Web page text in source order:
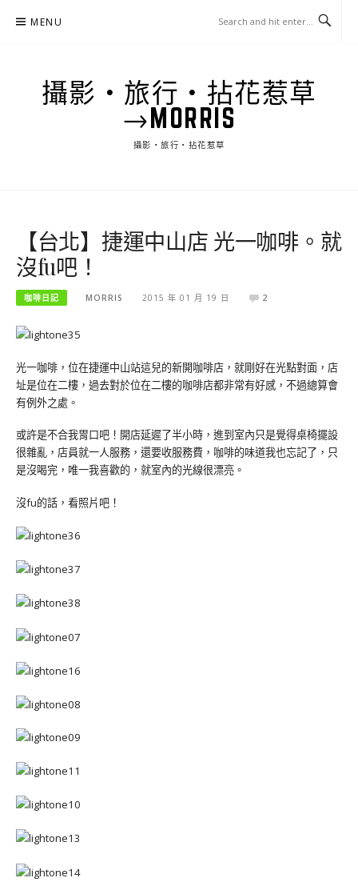
MENU
攝影‧旅行‧拈花惹草
→MORRIS
攝影‧旅行‧拈花惹草
【台北】捷運中山店 光一咖啡。就
沒fu吧！
咖啡日記 MORRIS 2015 年 01 月 19 日 2
光一咖啡，位在捷運中山站這兒的新開咖啡店，就剛好在光點對面，店
址是位在二樓，過去對於位在二樓的咖啡店都非常有好感，不過總算會
有例外之處。
或許是不合我胃口吧！開店延遲了半小時，進到室內只是覺得桌椅擺設
很雜亂，店員就一人服務，還要收服務費，咖啡的味道我也忘記了，只
是沒喝完，唯一我喜歡的，就室內的光線很漂亮。
沒fu的話，看照片吧！